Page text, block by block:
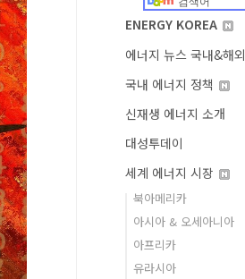
ENERGY KOREA
에너지 뉴스 국내&해외
국내 에너지 정책
신재생 에너지 소개
대성투데이
세계 에너지 시장
북아메리카
아시아 & 오세아니아
아프리카
유라시아